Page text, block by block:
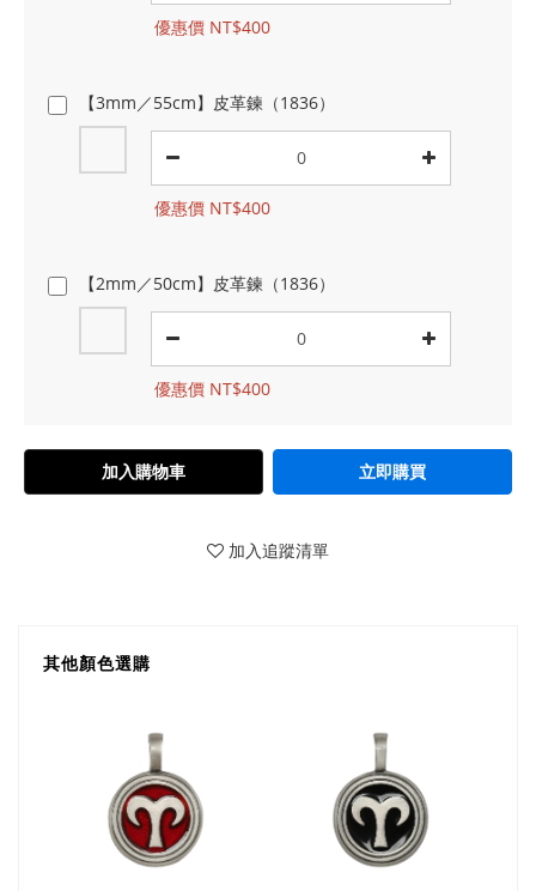
優惠價 NT$400
【3mm／55cm】皮革鍊（1836）
優惠價 NT$400
【2mm／50cm】皮革鍊（1836）
優惠價 NT$400
加入購物車 立即購買
加入追蹤清單
其他顏色選購